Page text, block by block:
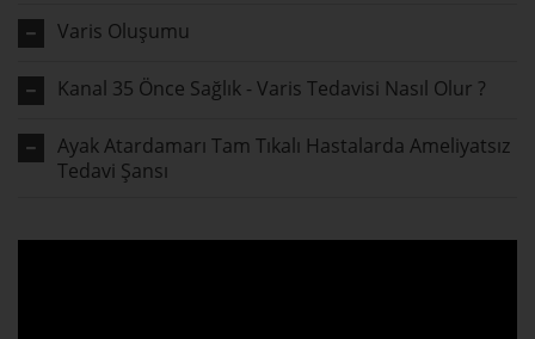
Varis Oluşumu
Kanal 35 Önce Sağlık - Varis Tedavisi Nasıl Olur ?
Ayak Atardamarı Tam Tıkalı Hastalarda Ameliyatsız
Tedavi Şansı